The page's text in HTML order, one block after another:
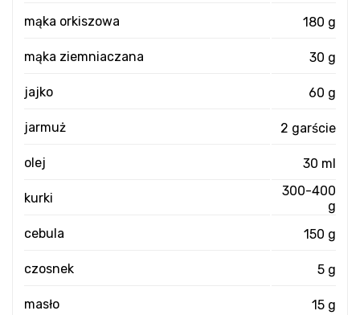
mąka orkiszowa 180 g
mąka ziemniaczana 30 g
jajko 60 g
jarmuż 2 garście
olej 30 ml
kurki
300-400
g
cebula
150 g
czosnek 5 g
masło 15 g